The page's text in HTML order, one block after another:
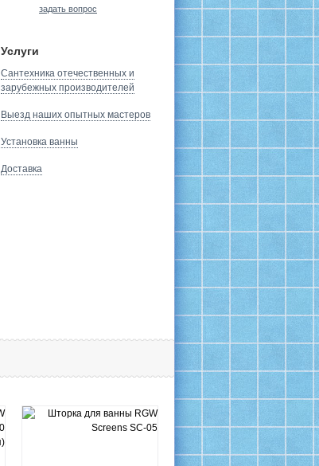
задать вопрос
Услуги
Сантехника отечественных и
зарубежных производителей
Выезд наших опытных мастеров
Установка ванны
Доставка